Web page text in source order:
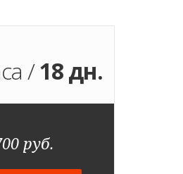
/18 дн.
руб.